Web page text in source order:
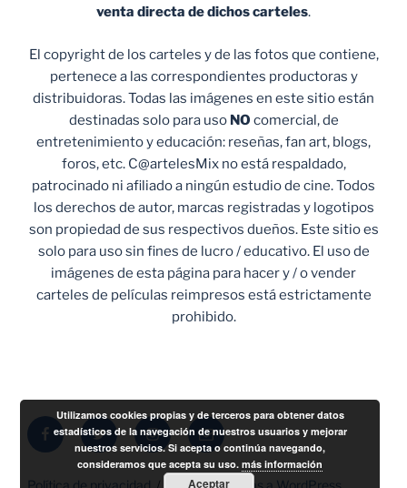
venta directa de dichos carteles.
El copyright de los carteles y de las fotos que contiene,
pertenece a las correspondientes productoras y
distribuidoras. Todas las imágenes en este sitio están
destinadas solo para uso NO comercial, de
entretenimiento y educación: reseñas, fan art, blogs,
foros, etc. C@artelesMix no está respaldado,
patrocinado ni afiliado a ningún estudio de cine. Todos
los derechos de autor, marcas registradas y logotipos
son propiedad de sus respectivos dueños. Este sitio es
solo para uso sin fines de lucro / educativo. El uso de
imágenes de esta página para hacer y / o vender
carteles de películas reimpresos está estrictamente
prohibido.
FacebookTwitter InstagramCorreo
electrónico
Utilizamos cookies propias y de terceros para obtener datos
estadísticos de la navegación de nuestros usuarios y mejorar
nuestros servicios. Si acepta o continúa navegando,
consideramos que acepta su uso.más información
Aceptar